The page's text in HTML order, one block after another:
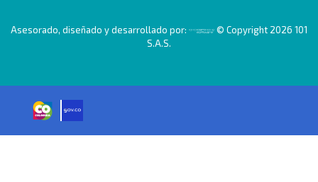
Asesorado, diseñado y desarrollado por:
© Copyright 2026 101
S.A.S.